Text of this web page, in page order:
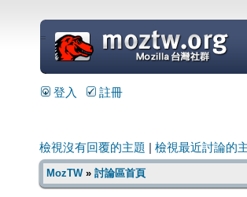
=
登入 註冊
檢視沒有回覆的主題 檢視最近討論的
MozTW» 討論區首頁